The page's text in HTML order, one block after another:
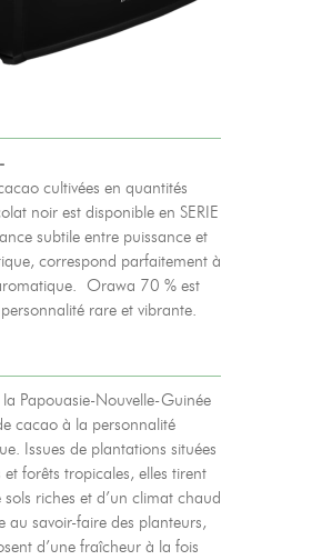
cultivées en quantités
noir est disponible en SERIE
subtile entre puissance et
correspond parfaitement à
Orawa 70 % est
rare et vibrante.
Papouasie-Nouvelle-Guinée
cacao à la personnalité
Issues de plantations situées
forêts tropicales, elles tirent
riches et d’un climat chaud
au savoir-faire des planteurs,
d’une fraîcheur à la fois